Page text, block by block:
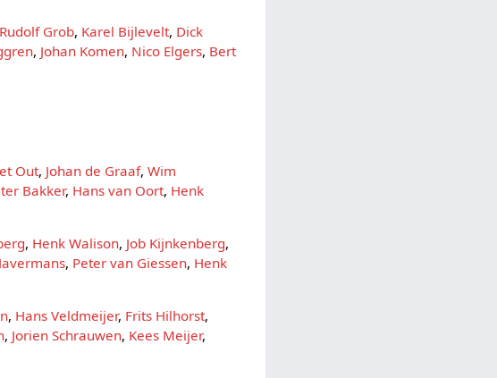
Rudolf Grob, Karel Bijlevelt, Dick
, Johan Komen, Nico Elgers, Bert
Out, Johan de Graaf,Wim
Bakker, Hans van Oort, Henk
, Henk Walison, Job Kijnkenberg,
, Peter van Giessen, Henk
, Hans Veldmeijer, Frits Hilhorst,
, Jorien Schrauwen, Kees Meijer,